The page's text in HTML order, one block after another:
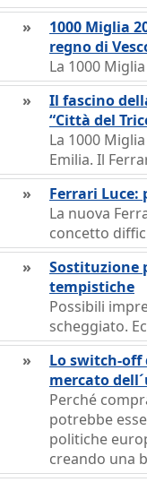
»
1000 Miglia
regno di
La 1000
»
Il fascino
“Città del
La 1000
Emilia. Il
»
Ferrari Luce:
La nuova
concetto
»
Sostituzione
tempistiche
Possibili
scheggiato.
»
Lo switch-
mercato
Perché
potrebbe
politiche
creando una